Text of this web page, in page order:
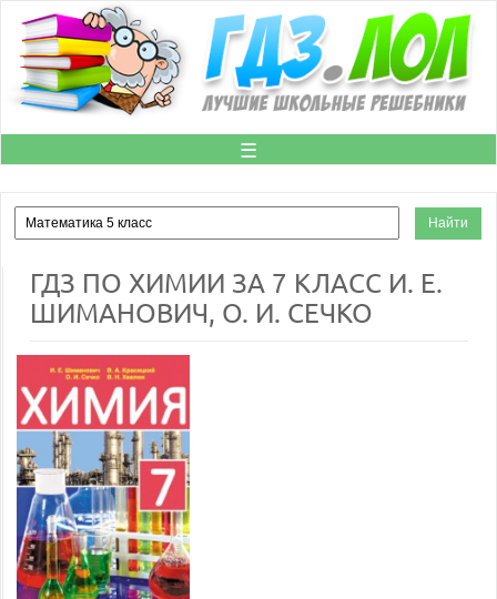
☰
ГДЗ ПО ХИМИИ ЗА 7 КЛАСС И. Е.
ШИМАНОВИЧ, О. И. СЕЧКО